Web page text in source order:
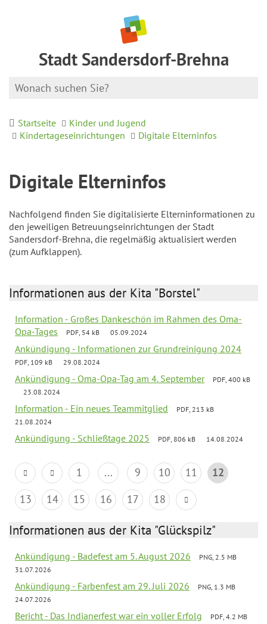
Stadt Sandersdorf-Brehna
Startseite
Kinder und Jugend
Kindertageseinrichtungen
Digitale Elterninfos
Digitale Elterninfos
Nachfolgend finden Sie digitalisierte Elterninformationen zu
den jeweiligen Betreuungseinrichtungen der Stadt
Sandersdorf-Brehna, die regelmäßig aktualisiert werden
(zum Aufklappen).
Informationen aus der Kita "Borstel"
Information - Großes Dankeschön im Rahmen des Oma-
Opa-Tages
PDF, 54 kB 05.09.2024
Ankündigung - Informationen zur Grundreinigung 2024
PDF, 109 kB 29.08.2024
Ankündigung - Oma-Opa-Tag am 4. September
PDF, 400 kB
23.08.2024
Information - Ein neues Teammitglied
PDF, 213 kB
21.08.2024
Ankündigung - Schließtage 2025 PDF, 806 kB 14.08.2024
1 ... 9 10 11
12
13
14 15 16 17 18
Informationen aus der Kita "Glückspilz"
Ankündigung - Badefest am 5. August 2026
PNG, 2.5 MB
31.07.2026
Ankündigung - Farbenfest am 29. Juli 2026
PNG, 1.3 MB
24.07.2026
Bericht - Das Indianerfest war ein voller Erfolg
PDF, 4.2 MB